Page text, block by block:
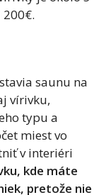
saunu na
vírivku,
typu a
miest vo
v interiéri
kde máte
pretože nie